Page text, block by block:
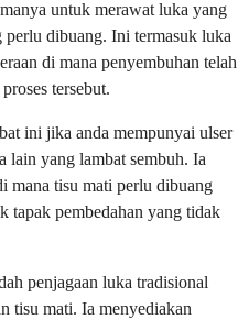
untuk merawat luka yang
perlu dibuang. Ini termasuk luka
di mana penyembuhan telah
tersebut.
ini jika anda mempunyai ulser
lain yang lambat sembuh. Ia
mana tisu mati perlu dibuang
tapak pembedahan yang tidak
penjagaan luka tradisional
tisu mati. Ia menyediakan